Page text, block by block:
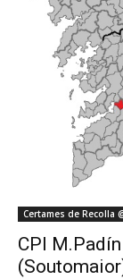
Certames de Recolla
CPI